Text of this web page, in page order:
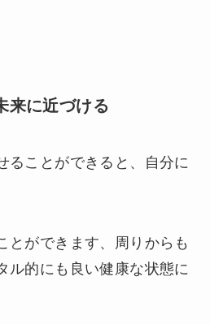
来に近づける
ることができると、自分に
とができます、周りからも
ル的にも良い健康な状態に